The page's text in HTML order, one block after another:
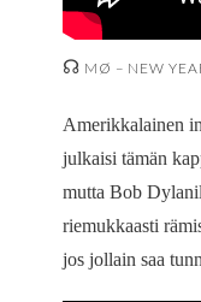
☊ MØ – NEW
Amerikkalainen
julkaisi tämän
mutta Bob
riemukkaasti
jos jollain saa